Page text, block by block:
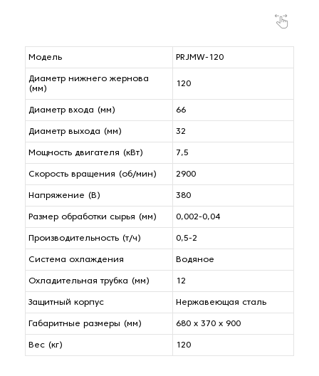
Модель PRJMW-120
Диаметр нижнего жернова
(мм)
120
Диаметр входа (мм) 66
Диаметр выхода (мм) 32
Мощность двигателя (кВт) 7,5
Скорость вращения (об/мин) 2900
Напряжение (В) 380
Размер обработки сырья (мм) 0,002-0,04
Производительность (т/ч) 0,5-2
Система охлаждения Водяное
Охладительная трубка (мм) 12
Защитный корпус Нержавеющая сталь
Габаритные размеры (мм) 680 х 370 х 900
Вес (кг) 120